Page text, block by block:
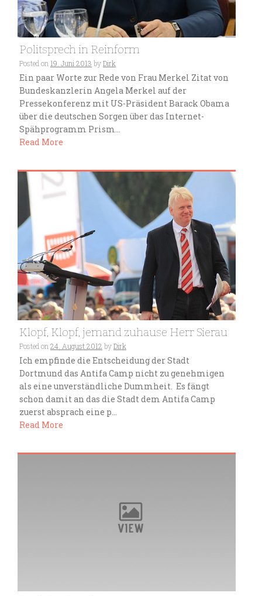
Politsprech in Reinform
Posted on 19. Juni 2013 byDirk
Ein paar Worte zur Rede von Frau Merkel Zitat von
Bundeskanzlerin Angela Merkel auf der
Pressekonferenz mit US-Präsident Barack Obama
über die deutschen Sorgen über das Internet-
Spähprogramm Prism...
Read More
Klopf, Klopf, jemand zuhause Herr Sierau
Posted on 24. August 2012 byDirk
Ich empfinde die Entscheidung der Stadt
Dortmund das Antifa Camp nicht zu genehmigen
als eine unverständliche Dummheit. Es fängt
schon damit an das die Stadt dem Antifa Camp
zuerst absprach eine p...
Read More